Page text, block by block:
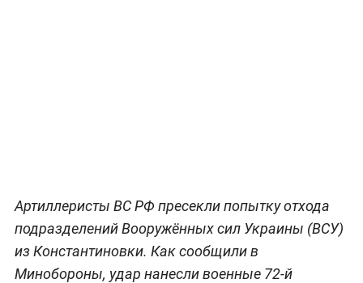
Артиллеристы ВС РФ пресекли попытку отхода
подразделений Вооружённых сил Украины (ВСУ)
из Константиновки. Как сообщили в
Минобороны, удар нанесли военные 72-й